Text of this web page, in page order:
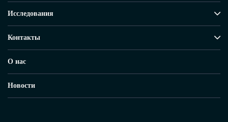
Исследования
Контакты
О нас
Новости